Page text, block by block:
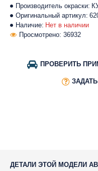
Наличие: Нет в наличии
Производитель окраски:
Оригинальный артикул:
Просмотрено: 36932
ПРОВЕРИТЬ
ДЕТАЛИ ЭТОЙ МОДЕЛИ